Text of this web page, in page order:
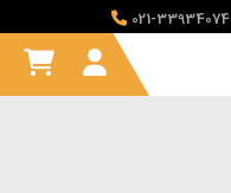
021-33934074